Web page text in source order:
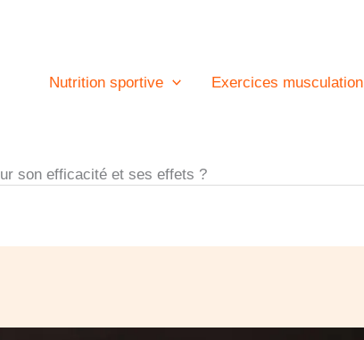
Nutrition sportive
Exercices musculation
son efficacité et ses effets ?